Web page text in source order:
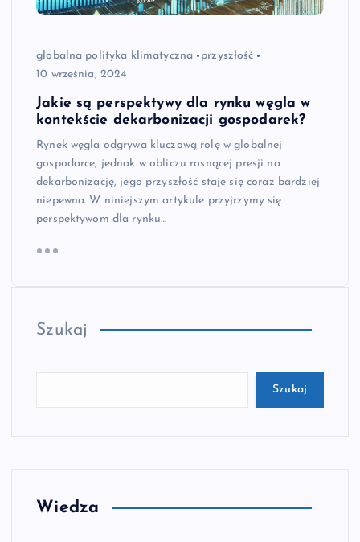
globalna polityka klimatyczna
przyszłość
10 września, 2024
Jakie są perspektywy dla rynku węgla w
kontekście dekarbonizacji gospodarek?
Rynek węgla odgrywa kluczową rolę w globalnej
gospodarce, jednak w obliczu rosnącej presji na
dekarbonizację, jego przyszłość staje się coraz bardziej
niepewna. W niniejszym artykule przyjrzymy się
perspektywom dla rynku…
Szukaj
Szukaj
Wiedza